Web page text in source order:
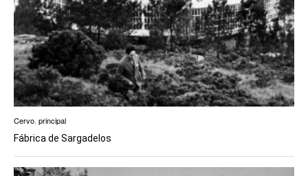
Cervo principal
Fábrica de Sargadelos